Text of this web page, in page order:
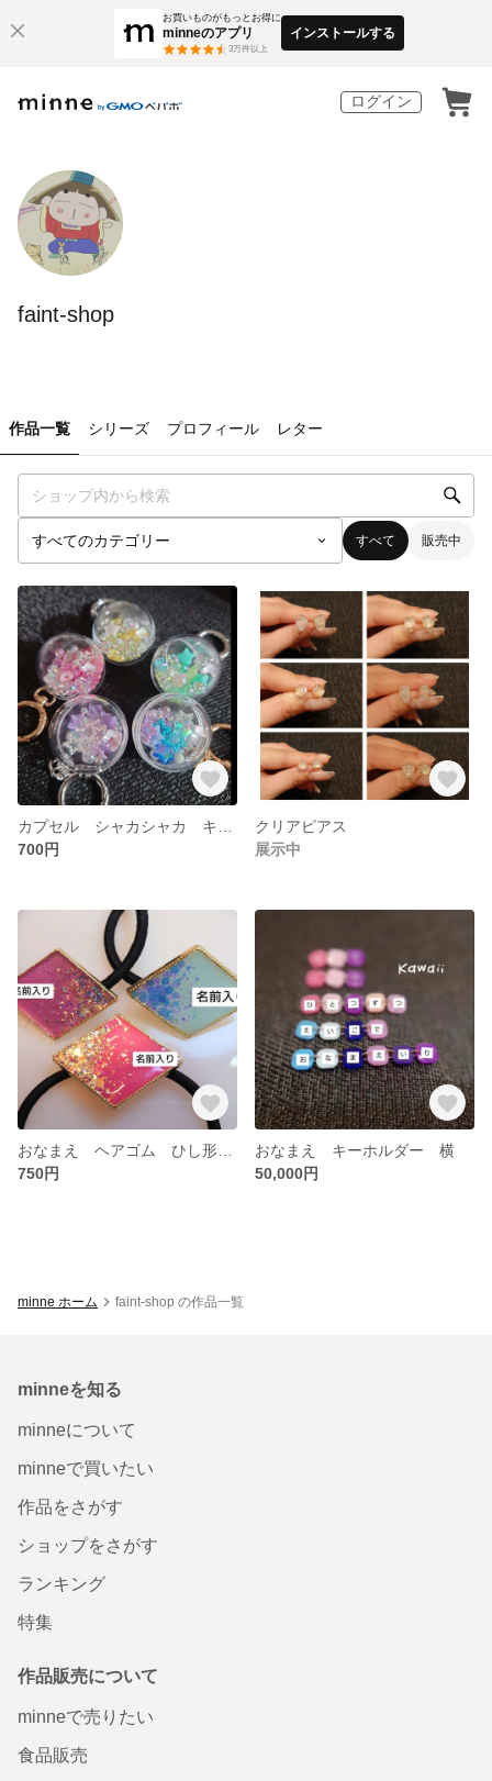
お買いものがもっとお得に
minneのアプリ
3万件以上
インストールする
ログイン
faint-shop
作品一覧 シリーズ プロフィール レター
すべて 販売中
700円
クリアピアス
展示中
750円
おなまえ キーホルダー 横
50,000円
minne ホーム faint-shop の作品一覧
minneを知る
minneについて
minneで買いたい
作品をさがす
ショップをさがす
ランキング
特集
作品販売について
minneで売りたい
食品販売